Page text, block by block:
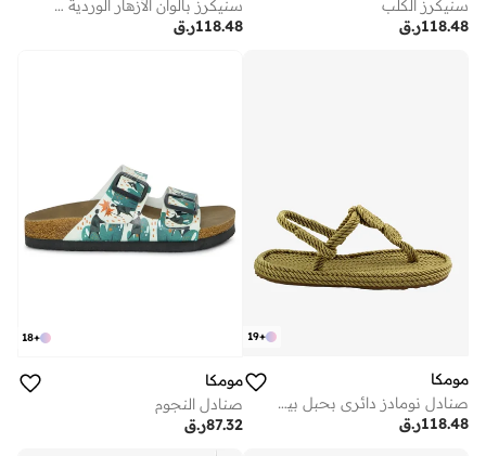
سنيكرز الكلب
ر.ق118.48
سنيكرز بألوان الأزهار الوردية والأرجوانية
ر.ق118.48
+
19
مومكا
صنادل نومادز دائري بحبل بيج بستو
ر.ق118.48
+
18
مومكا
صنادل النجوم
ر.ق87.32